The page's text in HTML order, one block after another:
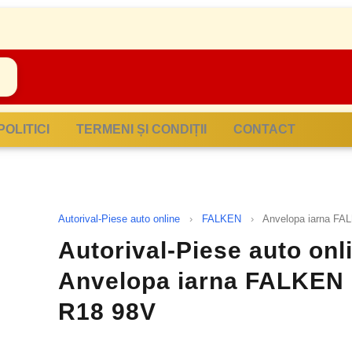
POLITICI TERMENI ȘI CONDIȚII CONTACT
Autorival-Piese auto online › FALKEN › Anvelopa iarna
Autorival-Piese auto
Anvelopa iarna FALKEN
R18 98V